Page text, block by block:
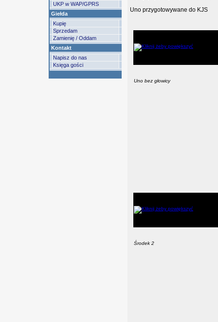
UKP w WAP/GPRS
Giełda
Kupię
Sprzedam
Zamienię / Oddam
Kontakt
Napisz do nas
Księga gości
Uno przygotowywane do KJS
Uno bez głowicy
Środek 2